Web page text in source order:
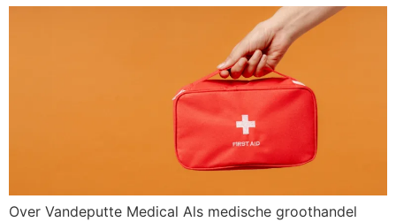
Over Vandeputte Medical Als medische groothandel